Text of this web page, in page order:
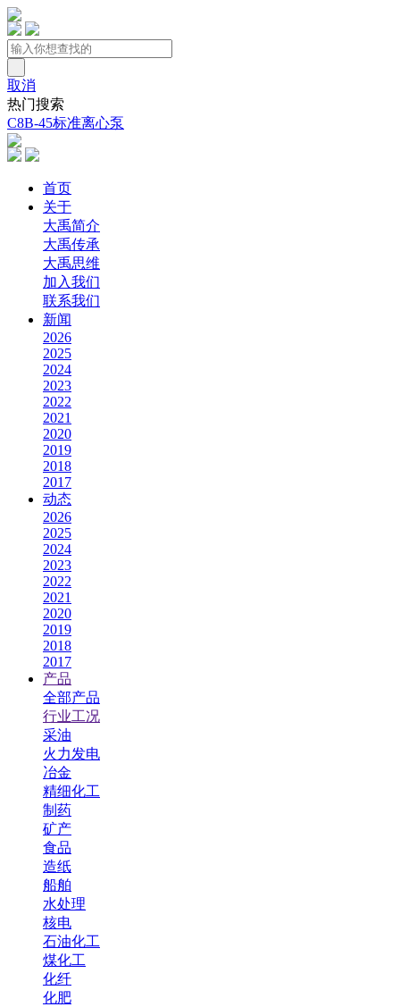
取消
热门搜索
C8B-45标准离心泵
首页
关于
大禹简介
大禹传承
大禹思维
加入我们
联系我们
新闻
2026
2025
2024
2023
2022
2021
2020
2019
2018
2017
动态
2026
2025
2024
2023
2022
2021
2020
2019
2018
2017
产品
全部产品
行业工况
采油
火力发电
冶金
精细化工
制药
矿产
食品
造纸
船舶
水处理
核电
石油化工
煤化工
化纤
化肥